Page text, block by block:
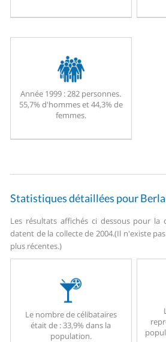
Année 1999 :282 personnes.
55,7% d'hommes et 44,3% de
femmes.
Statistiques détaillées pour
Les résultats affichés ci dessous pour la
datent de la collecte de 2004.(Il n'existe
plus récentes.)
Le nombre de célibataires
était de : 33,9% dans la
population.